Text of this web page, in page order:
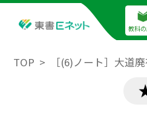
教科
TOP ［(6)ノート］大道